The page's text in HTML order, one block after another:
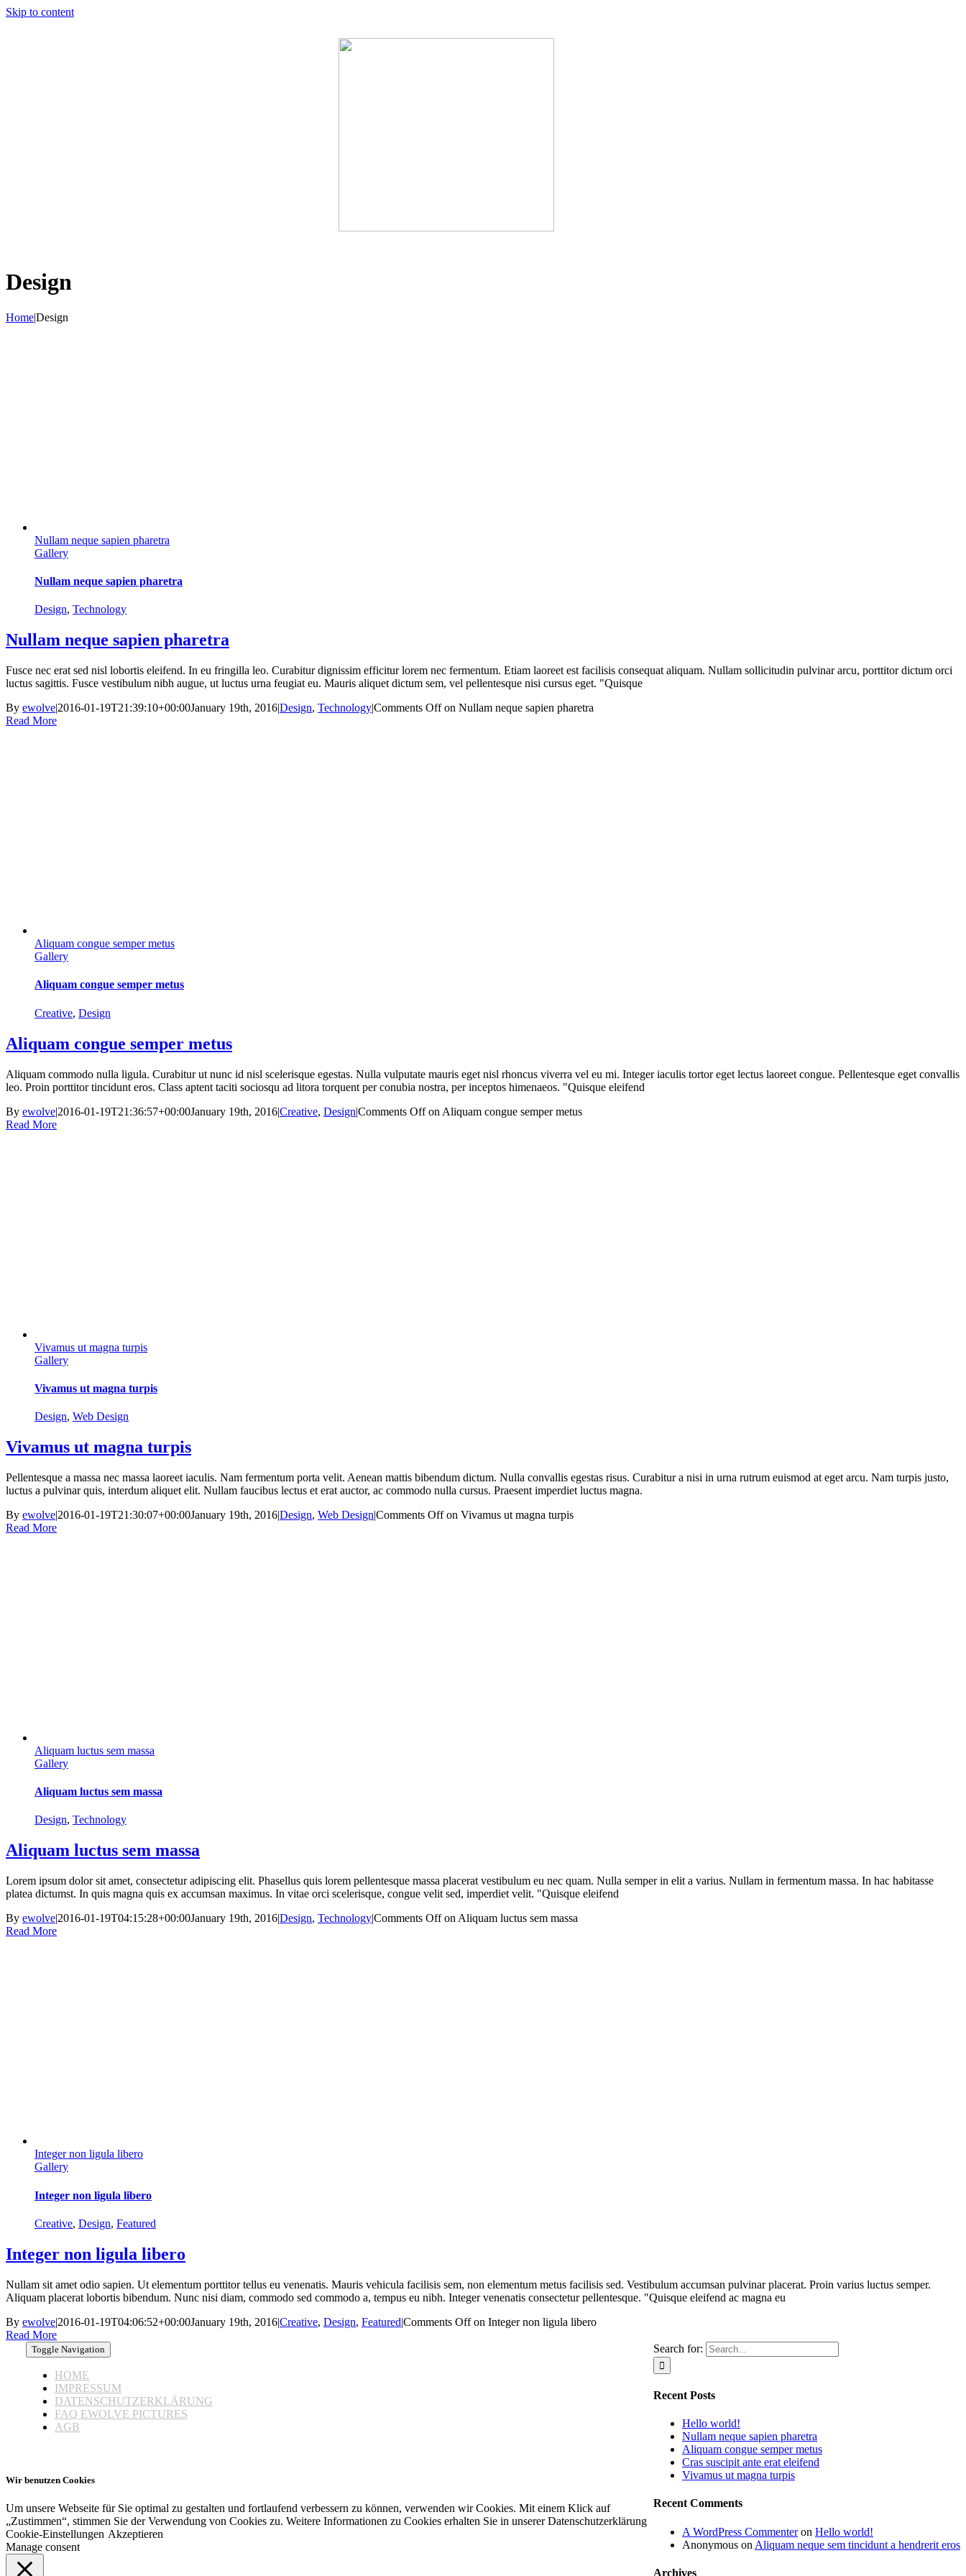
Skip to content
Design
Home|Design
Nullam neque sapien pharetra
Gallery
Nullam neque sapien pharetra
Design, Technology
Nullam neque sapien pharetra
Fusce nec erat sed nisl lobortis eleifend. In eu fringilla leo. Curabitur dignissim efficitur lorem nec fermentum. Etiam laoreet est facilisis consequat aliquam. Nullam sollicitudin pulvinar arcu, porttitor dictum orci
luctus sagittis. Fusce vestibulum nibh augue, ut luctus urna feugiat eu. Mauris aliquet dictum sem, vel pellentesque nisi cursus eget. "Quisque
By ewolve|2016-01-19T21:39:10+00:00January 19th, 2016|Design, Technology|Comments Offon Nullam neque sapien pharetra
Read More
Aliquam congue semper metus
Gallery
Aliquam congue semper metus
Creative, Design
Aliquam congue semper metus
Aliquam commodo nulla ligula. Curabitur ut nunc id nisl scelerisque egestas. Nulla vulputate mauris eget nisl rhoncus viverra vel eu mi. Integer iaculis tortor eget lectus laoreet congue. Pellentesque eget convallis
leo. Proin porttitor tincidunt eros. Class aptent taciti sociosqu ad litora torquent per conubia nostra, per inceptos himenaeos. "Quisque eleifend
By ewolve|2016-01-19T21:36:57+00:00January 19th, 2016|Creative, Design|Comments Offon Aliquam congue semper metus
Read More
Vivamus ut magna turpis
Gallery
Vivamus ut magna turpis
Design, Web Design
Vivamus ut magna turpis
Pellentesque a massa nec massa laoreet iaculis. Nam fermentum porta velit. Aenean mattis bibendum dictum. Nulla convallis egestas risus. Curabitur a nisi in urna rutrum euismod at eget arcu. Nam turpis justo,
luctus a pulvinar quis, interdum aliquet elit. Nullam faucibus lectus et erat auctor, ac commodo nulla cursus. Praesent imperdiet luctus magna.
By ewolve|2016-01-19T21:30:07+00:00January 19th, 2016|Design, Web Design|Comments Offon Vivamus ut magna turpis
Read More
Aliquam luctus sem massa
Gallery
Aliquam luctus sem massa
Design, Technology
Aliquam luctus sem massa
Lorem ipsum dolor sit amet, consectetur adipiscing elit. Phasellus quis lorem pellentesque massa placerat vestibulum eu nec quam. Nulla semper in elit a varius. Nullam in fermentum massa. In hac habitasse
platea dictumst. In quis magna quis ex accumsan maximus. In vitae orci scelerisque, congue velit sed, imperdiet velit. "Quisque eleifend
By ewolve|2016-01-19T04:15:28+00:00January 19th, 2016|Design, Technology|Comments Offon Aliquam luctus sem massa
Read More
Integer non ligula libero
Gallery
Integer non ligula libero
Creative, Design, Featured
Integer non ligula libero
Nullam sit amet odio sapien. Ut elementum porttitor tellus eu venenatis. Mauris vehicula facilisis sem, non elementum metus facilisis sed. Vestibulum accumsan pulvinar placerat. Proin varius luctus semper.
Aliquam placerat lobortis bibendum. Nunc nisi diam, commodo sed commodo a, tempus eu nibh. Integer venenatis consectetur pellentesque. "Quisque eleifend ac magna eu
By ewolve|2016-01-19T04:06:52+00:00January 19th, 2016|Creative, Design, Featured|Comments Offon Integer non ligula libero
Read More
Search for:
Recent Posts
Hello world!
Nullam neque sapien pharetra
Aliquam congue semper metus
Cras suscipit ante erat eleifend
Vivamus ut magna turpis
Recent Comments
A WordPress Commenteron Hello world!
Anonymous on Aliquam neque sem tincidunt a hendrerit eros
Archives
Toggle Navigation
HOME
IMPRESSUM
DATENSCHUTZERKLÄRUNG
FAQ EWOLVE PICTURES
AGB
Wir benutzen Cookies
Um unsere Webseite für Sie optimal zu gestalten und fortlaufend verbessern zu können, verwenden wir Cookies. Mit einem Klick auf
„Zustimmen“, stimmen Sie der Verwendung von Cookies zu. Weitere Informationen zu Cookies erhalten Sie in unserer Datenschutzerklärung
Cookie-Einstellungen Akzeptieren
Manage consent